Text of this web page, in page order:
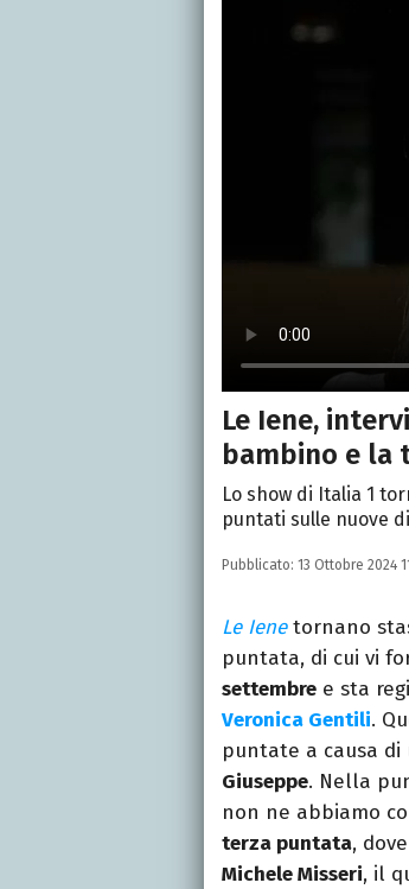
Le Iene,
bambino e la
Lo show di Italia 1
puntati sulle nuove
Pubblicato: 13 Ottobre 2024
Le Ienetornano
puntata, di cui vi
settembre e sta
Veronica Gentili.
puntate a causa di
Giuseppe. Nella
non ne abbiamo
terza puntata,
Michele Misseri, il